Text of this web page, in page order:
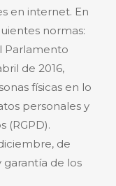
en internet. En
normas:
Parlamento
de 2016,
físicas en lo
personales y
(RGPD).
de
garantía de los